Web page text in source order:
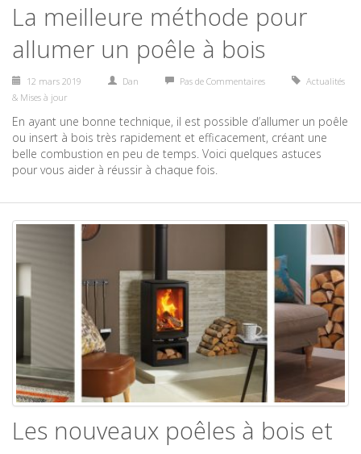
La meilleure méthode pour
allumer un poêle à bois
12 mars 2019 Dan Pas de Commentaires
Actualités
& Mises à jour
En ayant une bonne technique, il est possible d’allumer un poêle
ou insert à bois très rapidement et efficacement, créant une
belle combustion en peu de temps. Voici quelques astuces
pour vous aider à réussir à chaque fois.
Les nouveaux poêles à bois et